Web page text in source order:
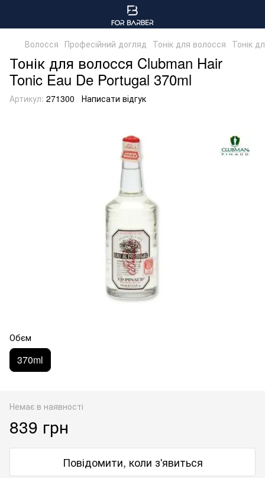
Волосся Професійний догляд Тонік для волосся Тонік
Тонік для волосся Clubman Hair
Tonic Eau De Portugal 370ml
Артикул: 271300 Написати відгук
Обєм
370ml
Немає в наявності
839 грн
Повідомити, коли з'явиться